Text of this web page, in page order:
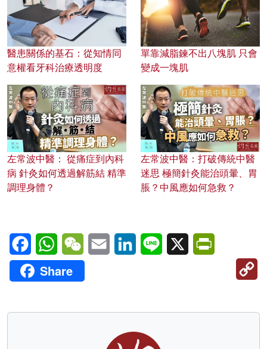
醫患關係的基石：從知情同
意權看牙科治療透明度
單靠減脂鍊不出八塊肌 只會
變成一塊肌
左常波中醫： 從痛症到內科
病 針灸如何透過解筋結 精準
調理身體？
左常波中醫：打破傳統中醫
迷思 極簡針灸能治頭暈、胃
脹？中風應如何急救？
FacebookWhatsAppWeChatEmail LinkedInLine X
Share